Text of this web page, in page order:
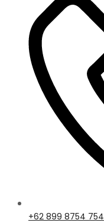
+62 899 8754 754